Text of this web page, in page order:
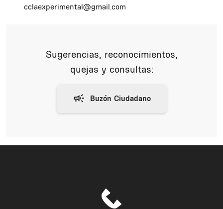
cclaexperimental@gmail.com
Sugerencias, reconocimientos,
quejas y consultas: